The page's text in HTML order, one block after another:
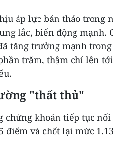
áp lực bán tháo trong
lắc, biến động mạnh.
tăng trưởng mạnh
trăm, thậm chí lên
"thất thủ"
chứng khoán tiếp tục
điểm và chốt lại mức